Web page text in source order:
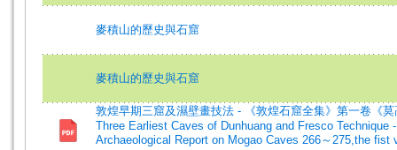
麥積山的歷史與石窟
麥積山的歷史與石窟
敦煌早期三窟及濕壁畫技法 - 《敦煌石窟全集》第一卷《
Three Earliest Caves of Dunhuang and Fresco Technique
Archaeological Report on Mogao Caves 266～275,the